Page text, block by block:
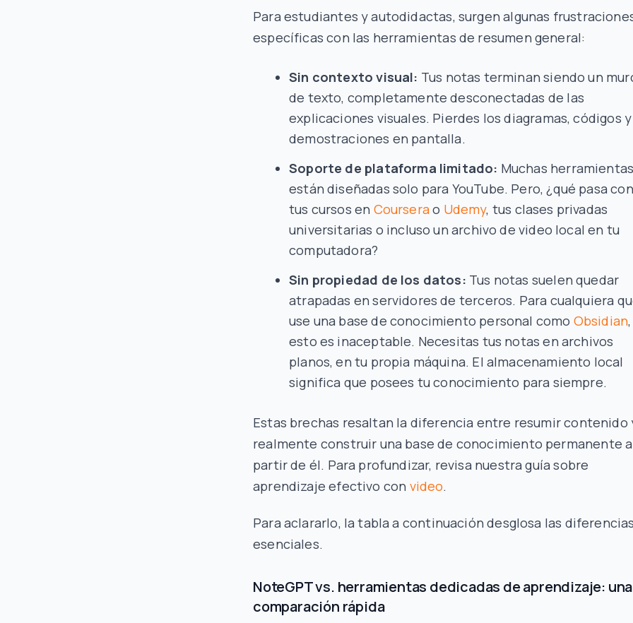
Para estudiantes y autodidactas, surgen algunas
específicas con las herramientas de resumen general:
Sin contexto visual: Tus notas terminan siendo un
de texto, completamente desconectadas de las
explicaciones visuales. Pierdes los diagramas, códigos y
demostraciones en pantalla.
Soporte de plataforma limitado: Muchas herramientas
están diseñadas solo para YouTube. Pero, ¿qué pasa con
tus cursos en Courserao Udemy, tus clases privadas
universitarias o incluso un archivo de video local en tu
computadora?
Sin propiedad de los datos: Tus notas suelen quedar
atrapadas en servidores de terceros. Para cualquiera
use una base de conocimiento personal como Obsidian,
esto es inaceptable. Necesitas tus notas en archivos
planos, en tu propia máquina. El almacenamiento local
significa que posees tu conocimiento para siempre.
Estas brechas resaltan la diferencia entre resumir contenido
realmente construir una base de conocimiento permanente a
partir de él. Para profundizar, revisa nuestra guía sobre
aprendizaje efectivo con video.
Para aclararlo, la tabla a continuación desglosa las diferencias
esenciales.
NoteGPT vs. herramientas dedicadas de aprendizaje: una
comparación rápida